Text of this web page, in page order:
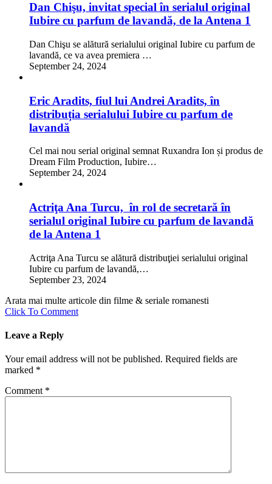
Dan Chişu, invitat special în serialul original
Iubire cu parfum de lavandă, de la Antena 1
Dan Chişu se alătură serialului original Iubire cu parfum de
lavandă, ce va avea premiera …
September 24, 2024
Eric Aradits, fiul lui Andrei Aradits, în
distribuția serialului Iubire cu parfum de
lavandă
Cel mai nou serial original semnat Ruxandra Ion și produs de
Dream Film Production, Iubire…
September 24, 2024
Actriţa Ana Turcu, în rol de secretară în
serialul original Iubire cu parfum de lavandă
de la Antena 1
Actriţa Ana Turcu se alătură distribuţiei serialului original
Iubire cu parfum de lavandă,…
September 23, 2024
Arata mai multe articole din filme & seriale romanesti
Click To Comment
Leave a Reply
Your email address will not be published. Required fields are
marked *
Comment *